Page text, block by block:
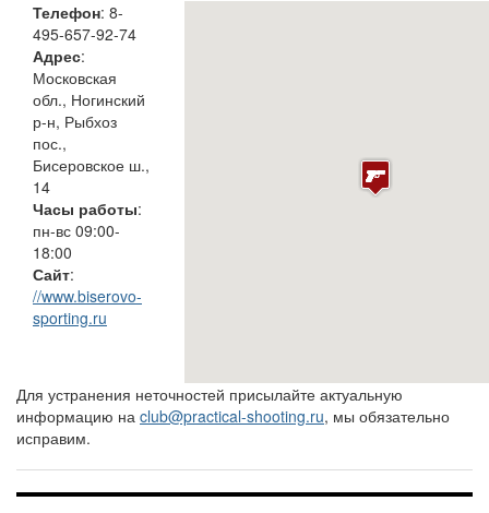
Телефон: 8-
495-657-92-74
Адрес:
Московская
обл., Ногинский
р-н, Рыбхоз
пос.,
Бисеровское ш.,
14
Часы работы:
пн-вс 09:00-
18:00
Сайт:
//www.biserovo-
sporting.ru
Для устранения неточностей присылайте актуальную
информацию на club@practical-shooting.ru, мы обязательно
исправим.